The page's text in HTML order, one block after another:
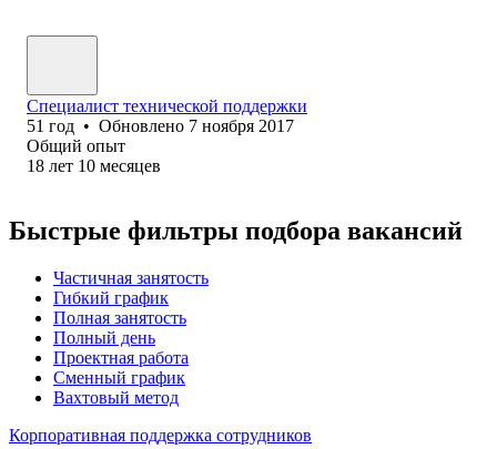
Специалист техни‎ческой поддержки
51 год • Обновлено 7 ноября 2017
Общий опыт
18 лет 10 месяцев
Быстрые фильтры подбора вакансий
Частичная занятость
Гибкий график
Полная занятость
Полный день
Проектная работа
Сменный график
Вахтовый метод
Корпоративная поддержка сотрудников